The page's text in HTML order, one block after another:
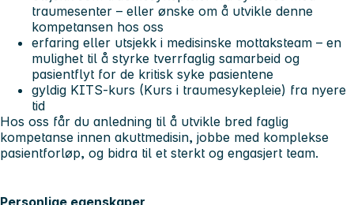
traumesenter – eller ønske om å utvikle denne
kompetansen hos oss
erfaring eller utsjekk i medisinske mottaksteam – en
mulighet til å styrke tverrfaglig samarbeid og
pasientflyt for de kritisk syke pasientene
gyldig KITS-kurs (Kurs i traumesykepleie) fra nyere
tid
Hos oss får du anledning til å utvikle bred faglig
kompetanse innen akuttmedisin, jobbe med komplekse
pasientforløp, og bidra til et sterkt og engasjert team.
Personlige egenskaper